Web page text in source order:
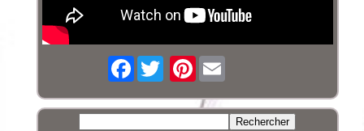
Facebook Pinterest